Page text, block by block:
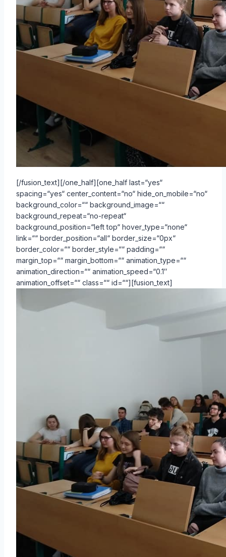
[/fusion_text][/one_half][one_half last=“yes“
spacing=“yes“ center_content=“no“ hide_on_mobile=“no“
background_color=““ background_image=““
background_repeat=“no-repeat“
background_position=“left top“ hover_type=“none“
link=““ border_position=“all“ border_size=“0px“
border_color=““ border_style=““ padding=““
margin_top=““ margin_bottom=““ animation_type=““
animation_direction=““ animation_speed=“0.1″
animation_offset=““ class=““ id=““][fusion_text]